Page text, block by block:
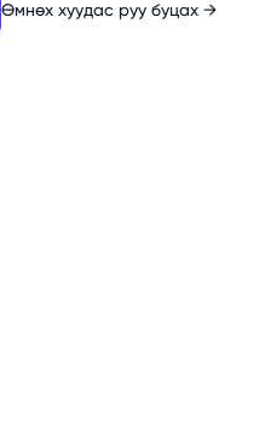
Өмнөх хуудас руу буцах →